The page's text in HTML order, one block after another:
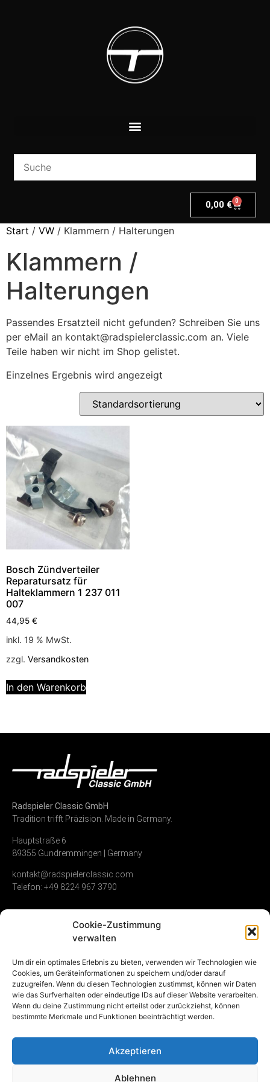
Cookie-Zustimmung
verwalten
Um dir ein optimales Erlebnis zu bieten, verwenden wir Technologien wie
Cookies, um Geräteinformationen zu speichern und/oder darauf
zuzugreifen. Wenn du diesen Technologien zustimmst, können wir Daten
wie das Surfverhalten oder eindeutige IDs auf dieser Website verarbeiten.
Wenn du deine Zustimmung nicht erteilst oder zurückziehst, können
bestimmte Merkmale und Funktionen beeinträchtigt werden.
Akzeptieren
Ablehnen
0,00 € 0
Start / VW / Klammern / Halterungen
Klammern /
Halterungen
Passendes Ersatzteil nicht gefunden? Schreiben Sie uns
per eMail an kontakt@radspielerclassic.com an. Viele
Teile haben wir nicht im Shop gelistet.
Einzelnes Ergebnis wird angezeigt
Bosch Zündverteiler
Reparatursatz für
Halteklammern 1 237 011
007
44,95 €
inkl. 19 % MwSt.
zzgl. Versandkosten
In den Warenkorb
Radspieler Classic GmbH
Tradition trifft Präzision. Made in Germany.
Hauptstraße 6
89355 Gundremmingen | Germany
kontakt@radspielerclassic.com
Telefon: +49 8224 967 3790
Zündverteiler
Service & Reparatur
Vollumfängliche
Instandsetzung
Gebrauchte
Zündverteiler
Shop
Allgemeine
Geschäftsbedingungen
Widerrufsrecht
Datenschutz
Impressum
Vertrag
widerrufen
Kontakt
Umwelt &
Nachhaltigkeit
Karriere